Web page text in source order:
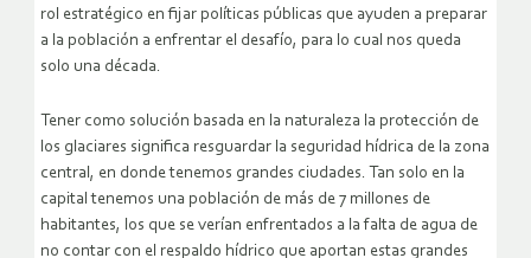
rol estratégico en fijar políticas públicas que ayuden a preparar
a la población a enfrentar el desafío, para lo cual nos queda
solo una década.
Tener como solución basada en la naturaleza la protección de
los glaciares significa resguardar la seguridad hídrica de la zona
central, en donde tenemos grandes ciudades. Tan solo en la
capital tenemos una población de más de 7 millones de
habitantes, los que se verían enfrentados a la falta de agua de
no contar con el respaldo hídrico que aportan estas grandes